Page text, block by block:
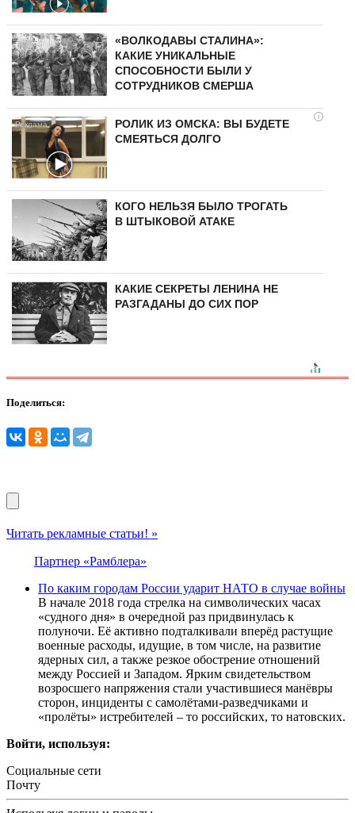
«ВОЛКОДАВЫ СТАЛИНА»:
КАКИЕ УНИКАЛЬНЫЕ
СПОСОБНОСТИ БЫЛИ У
СОТРУДНИКОВ СМЕРША
i
РОЛИК ИЗ ОМСКА: ВЫ БУДЕТЕ
СМЕЯТЬСЯ ДОЛГО
КОГО НЕЛЬЗЯ БЫЛО ТРОГАТЬ
В ШТЫКОВОЙ АТАКЕ
КАКИЕ СЕКРЕТЫ ЛЕНИНА НЕ
РАЗГАДАНЫ ДО СИХ ПОР
Поделиться:
Читать рекламные статьи! »
Партнер «Рамблера»
По каким городам России ударит НАТО в случае войны
В начале 2018 года стрелка на символических часах
«судного дня» в очередной раз придвинулась к
полуночи. Её активно подталкивали вперёд растущие
военные расходы, идущие, в том числе, на развитие
ядерных сил, а также резкое обострение отношений
между Россией и Западом. Ярким свидетельством
возросшего напряжения стали участившиеся манёвры
сторон, инциденты с самолётами-разведчиками и
«пролёты» истребителей – то российских, то натовских.
Войти, используя:
Социальные сети
Почту